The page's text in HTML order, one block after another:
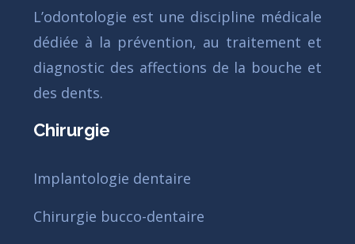
L’odontologie est une discipline médicale
dédiée à la prévention, au traitement et
diagnostic des affections de la bouche et
des dents.
Chirurgie
Implantologie dentaire
Chirurgie bucco-dentaire